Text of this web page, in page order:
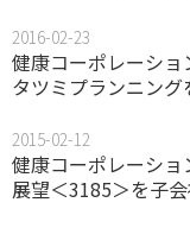
2016-02-23
健康コーポレーシ
タツミプランニング
2015-02-12
健康コーポレーシ
展望＜3185＞を子